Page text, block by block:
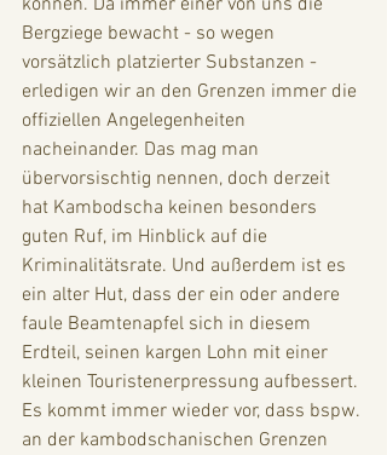
können. Da immer einer von uns die
Bergziege bewacht - so wegen
vorsätzlich platzierter Substanzen -
erledigen wir an den Grenzen immer die
offiziellen Angelegenheiten
nacheinander. Das mag man
übervorsischtig nennen, doch derzeit
hat Kambodscha keinen besonders
guten Ruf, im Hinblick auf die
Kriminalitätsrate. Und außerdem ist es
ein alter Hut, dass der ein oder andere
faule Beamtenapfel sich in diesem
Erdteil, seinen kargen Lohn mit einer
kleinen Touristenerpressung aufbessert.
Es kommt immer wieder vor, dass bspw.
an der kambodschanischen Grenzen